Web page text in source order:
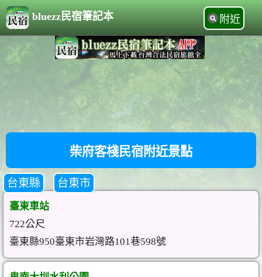
bluezz民宿筆記本 附近
柴府客棧民宿附近景點
台東縣 台東市
臺東車站
722公尺
臺東縣950臺東市岩灣路101巷598號